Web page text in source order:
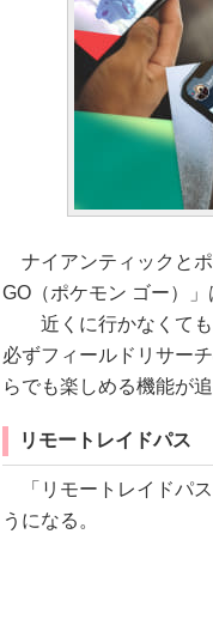
ナイアンティックと
GO（ポケモン ゴー）
近くに行かなくても
必ずフィールドリサー
らでも楽しめる機能が追
リモートレイドパス
「リモートレイドパ
うになる。